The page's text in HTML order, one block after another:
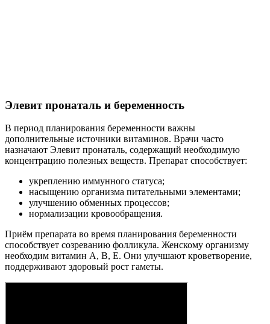
Элевит пронаталь и беременность
В период планирования беременности важны
дополнительные источники витаминов. Врачи часто
назначают Элевит пронаталь, содержащий необходимую
концентрацию полезных веществ. Препарат способствует:
укреплению иммунного статуса;
насыщению организма питательными элементами;
улучшению обменных процессов;
нормализации кровообращения.
Приём препарата во время планирования беременности
способствует созреванию фолликула. Женскому организму
необходим витамин А, В, Е. Они улучшают кроветворение,
поддерживают здоровый рост гаметы.